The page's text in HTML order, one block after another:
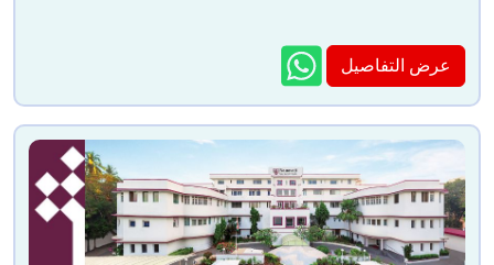
عرض التفاصيل